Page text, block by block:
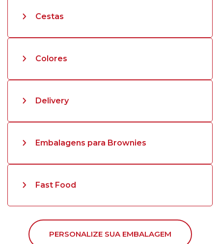
Cestas
Colores
Delivery
Embalagens para Brownies
Fast Food
PERSONALIZE SUA EMBALAGEM